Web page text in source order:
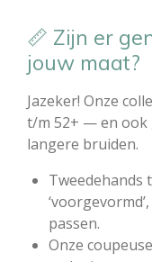
📏 Zijn er
jouw maat?
Jazeker! Onze
t/m 52+ — en ook
langere bruiden.
Tweedehands
passen.
Onze